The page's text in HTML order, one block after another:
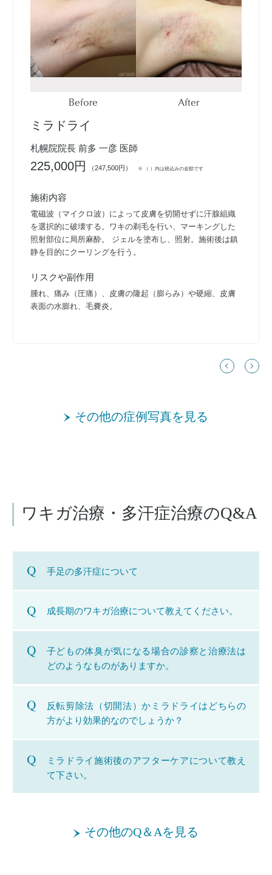
Before After
ミラドライ
札幌院院長 前多 一彦 医師
225,000円 （247,500円） ※ （ ）内は税込みの金額です
施術内容
電磁波（マイクロ波）によって皮膚を切開せずに汗腺組織
を選択的に破壊する。ワキの剃毛を行い、マーキングした
照射部位に局所麻酔。 ジェルを塗布し、照射。施術後は鎮
静を目的にクーリングを行う。
リスクや副作用
腫れ、痛み（圧痛）、皮膚の隆起（膨らみ）や硬縮、皮膚
表面の水膨れ、毛嚢炎。
その他の症例写真を見る
ワキガ治療・多汗症治療のQ&A
手足の多汗症について
成長期のワキガ治療について教えてください。
子どもの体臭が気になる場合の診察と治療法は
どのようなものがありますか。
反転剪除法（切開法）かミラドライはどちらの
方がより効果的なのでしょうか？
ミラドライ施術後のアフターケアについて教え
て下さい。
その他のQ＆Aを見る